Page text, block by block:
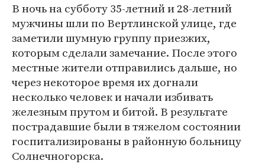
В ночь на субботу 35-летний и 28-летний
мужчины шли по Вертлинской улице, где
заметили шумную группу приезжих,
которым сделали замечание. После этого
местные жители отправились дальше, но
через некоторое время их догнали
несколько человек и начали избивать
железным прутом и битой. В результате
пострадавшие были в тяжелом состоянии
госпитализированы в районную больницу
Солнечногорска.